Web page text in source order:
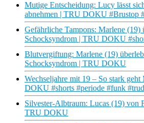
Mutige Entscheidung: Lucy lässt
abnehmen | TRU DOKU #Brustop
Gefährliche Tampons: Marlene (19)
Schocksyndrom | TRU DOKU
Blutvergiftung: Marlene (19)
Schocksyndrom | TRU DOKU
Wechseljahre mit 19 – So stark
DOKU #shorts #periode #funk
Silvester-Albtraum: Lucas (19) von
TRU DOKU